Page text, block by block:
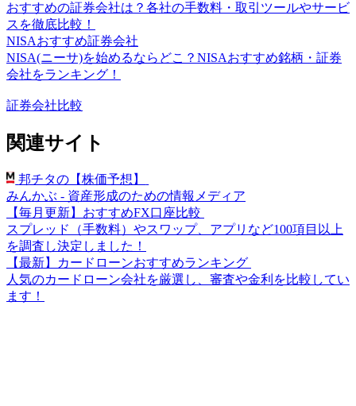
おすすめの証券会社は？各社の手数料・取引ツールやサービ
スを徹底比較！
NISAおすすめ証券会社
NISA(ニーサ)を始めるならどこ？NISAおすすめ銘柄・証券
会社をランキング！
証券会社比較
関連サイト
邦チタの【株価予想】
みんかぶ - 資産形成のための情報メディア
【毎月更新】おすすめFX口座比較
スプレッド（手数料）やスワップ、アプリなど100項目以上
を調査し決定しました！
【最新】カードローンおすすめランキング
人気のカードローン会社を厳選し、審査や金利を比較してい
ます！